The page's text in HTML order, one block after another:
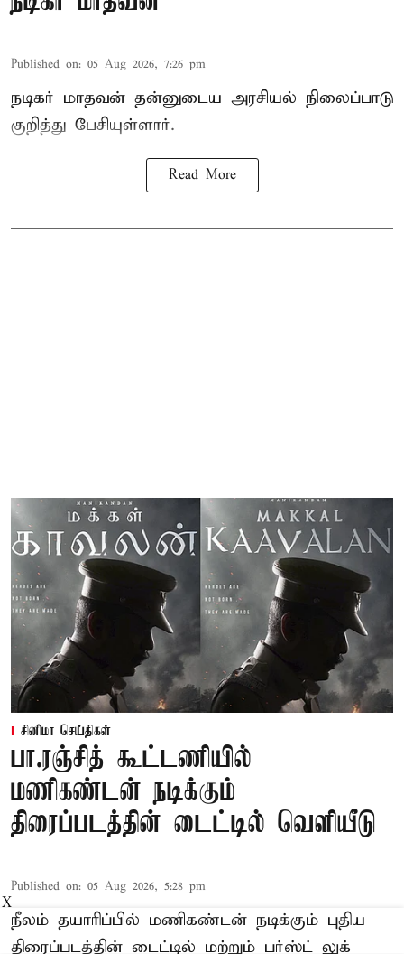
Published on: 05 Aug 2026, 7:26 pm
நடிகர் மாதவன் தன்னுடைய அரசியல் நிலைப்பாடு
குறித்து பேசியுள்ளார்.
Read More
சினிமா செய்திகள்
பா.ரஞ்சித் கூட்டணியில்
மணிகண்டன் நடிக்கும்
திரைப்படத்தின் டைட்டில் வெளியீடு
Published on: 05 Aug 2026, 5:28 pm
நீலம் தயாரிப்பில் மணிகண்டன் நடிக்கும் புதிய
திரைப்படத்தின் டைட்டில் மற்றும் பர்ஸ்ட் லுக்
X